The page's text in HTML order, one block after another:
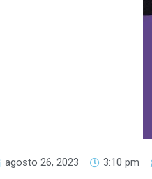
agosto 26, 2023 3:10 pm